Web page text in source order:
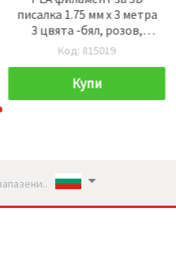
писалка 1.75 мм x 3 метра
3 цвята -бял, розов,
тъмно зелен
Код: 815019
Купи